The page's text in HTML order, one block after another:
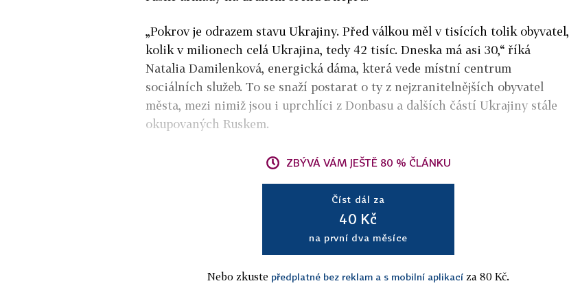
„Pokrov je odrazem stavu Ukrajiny. Před válkou měl v tisících tolik obyvatel,
kolik v milionech celá Ukrajina, tedy 42 tisíc. Dneska má asi 30,“ říká
Natalia Damilenková, energická dáma, která vede místní centrum
sociálních služeb. To se snaží postarat o ty z nejzranitelnějších obyvatel
města, mezi nimiž jsou i uprchlíci z Donbasu a dalších částí Ukrajiny stále
okupovaných Ruskem.
ZBÝVÁ VÁM JEŠTĚ 80 % ČLÁNKU
Číst dál za
40 Kč
na první dva měsíce
Nebo zkuste předplatné bez reklam a s mobilní aplikací za 80 Kč.